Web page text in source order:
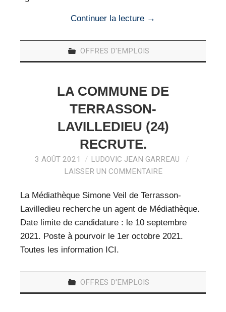
Continuer la lecture →
OFFRES D'EMPLOIS
LA COMMUNE DE
TERRASSON-
LAVILLEDIEU (24)
RECRUTE.
3 AOÛT 2021
LUDOVIC JEAN GARREAU
LAISSER UN COMMENTAIRE
La Médiathèque Simone Veil de Terrasson-
Lavilledieu recherche un agent de Médiathèque.
Date limite de candidature : le 10 septembre
2021. Poste à pourvoir le 1er octobre 2021.
Toutes les information ICI.
OFFRES D'EMPLOIS